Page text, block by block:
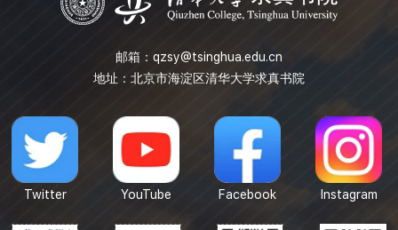
邮箱： qzsy@tsinghua.edu.cn
地址：北京市海淀区清华大学求真书院
Twitter YouTube Facebook Instagram